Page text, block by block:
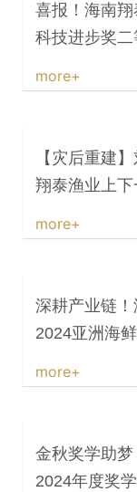
喜报！海南
科技进步奖二
more+
【灾后重建
翔泰渔业上
more+
深耕产业链
2024亚洲海
more+
金秋奖学助
2024年度奖